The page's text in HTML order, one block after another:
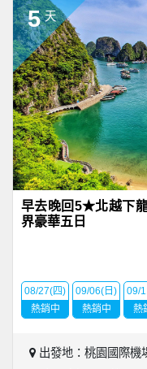
5 天
早去晚回5★北越下
界豪華五日
08/27(四)
熱銷中
09/06(日)
熱銷中
09/
熱
出發地：桃園國際機